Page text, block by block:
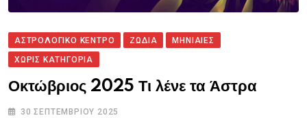
ΑΣΤΡΟΛΟΓΙΚΟ ΚΕΝΤΡΟ ΖΩΔΙΑ
ΜΗΝΙΑΙΕΣ
ΧΩΡΊΣ ΚΑΤΗΓΟΡΊΑ
Οκτώβριος 2025 Τι λένε τα Άστρα
30 ΣΕΠΤΕΜΒΡΊΟΥ 2025